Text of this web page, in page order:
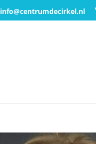
info@centrumdecirkel.nl